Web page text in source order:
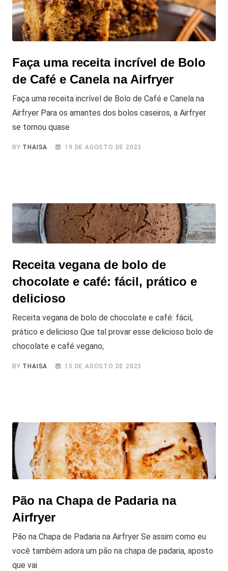
Faça uma receita incrível de Bolo
de Café e Canela na Airfryer
Faça uma receita incrível de Bolo de Café e Canela na
Airfryer Para os amantes dos bolos caseiros, a Airfryer
se tornou quase
BY THAISA 19 DE AGOSTO DE 2023
Receita vegana de bolo de
chocolate e café: fácil, prático e
delicioso
Receita vegana de bolo de chocolate e café: fácil,
prático e delicioso Que tal provar esse delicioso bolo de
chocolate e café vegano,
BY THAISA 15 DE AGOSTO DE 2023
Pão na Chapa de Padaria na
Airfryer
Pão na Chapa de Padaria na Airfryer Se assim como eu
você também adora um pão na chapa de padaria, aposto
que vai